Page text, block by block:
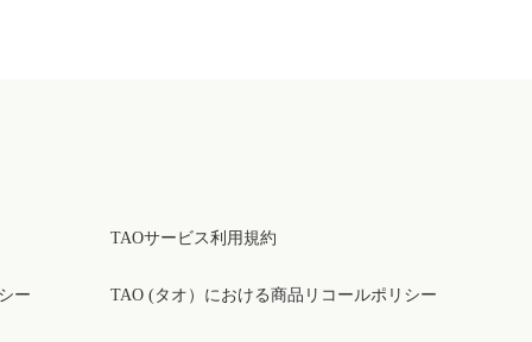
ー
TAOサービス利用規約
TAO (タオ）における商品リコールポリシー